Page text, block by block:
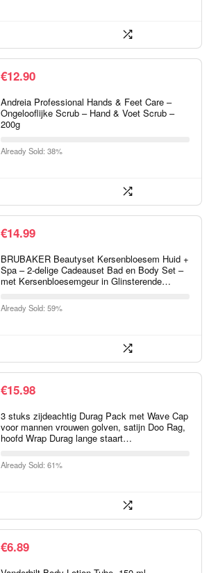
€12.90
Andreia Professional Hands & Feet Care –
Ongelooflijke Scrub – Hand & Voet Scrub –
200g
Already Sold: 38%
€14.99
BRUBAKER Beautyset Kersenbloesem Huid +
Spa – 2-delige Cadeauset Bad en Body Set –
met Kersenbloesemgeur in Glinsterende…
Already Sold: 59%
€15.98
3 stuks zijdeachtig Durag Pack met Wave Cap
voor mannen vrouwen golven, satijn Doo Rag,
hoofd Wrap Durag lange staart…
Already Sold: 61%
€6.89